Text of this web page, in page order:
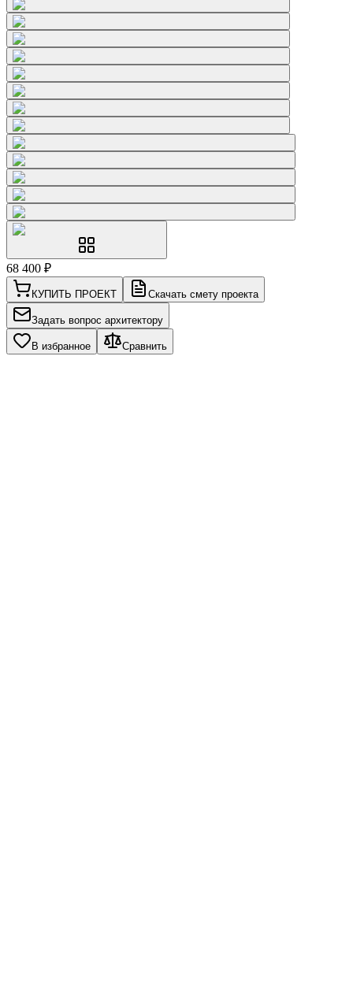
68 400 ₽
КУПИТЬ ПРОЕКТ Скачать смету проекта
Задать вопрос архитектору
В избранное Сравнить